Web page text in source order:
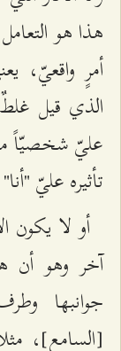
هذا هو
أمرٍ واقعيّ،
الذي قيل
عليّ شخصيّاً من
تأثيره عليّ
أو لا يكون
آخر وهو أن
جوانبها
[السامع]،